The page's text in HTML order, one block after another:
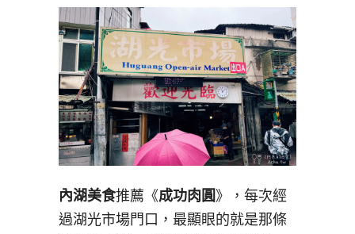
內湖美食推薦《成功肉圓》，每次經
過湖光市場門口，最顯眼的就是那條